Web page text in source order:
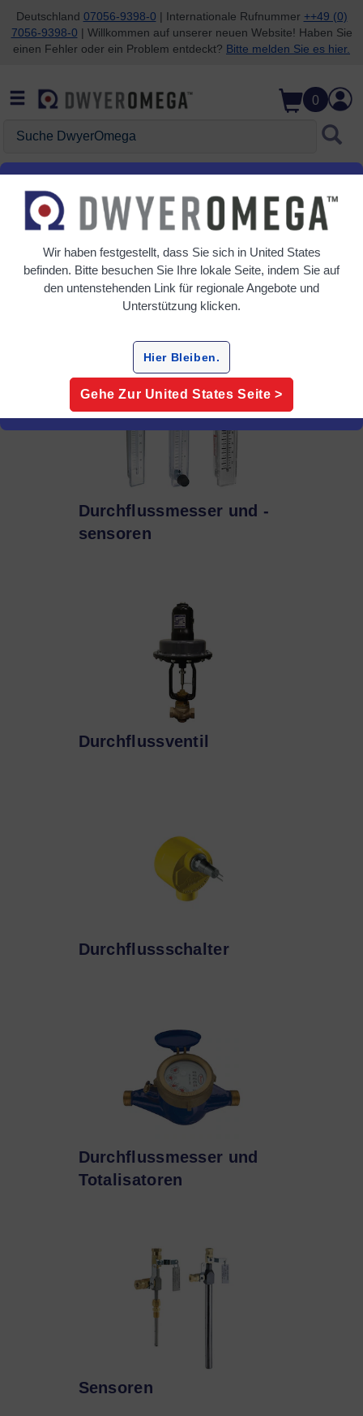
Zum Suchen überspringen
Zum Hauptinhalt überspringen
Zur Navigation überspringen
Deutschland 07056-9398-0 | Internationale Rufnummer ++49 (0)
7056-9398-0 | Willkommen auf unserer neuen Website! Haben Sie
einen Fehler oder ein Problem entdeckt? Bitte melden Sie es hier.
0
Startseite Durchfluss
Durchfluss
Durchflussmesser und -
sensoren
Durchflussventil
Durchflussschalter
Durchflussmesser und
Totalisatoren
Sensoren
Wir haben festgestellt, dass Sie sich in United States
befinden. Bitte besuchen Sie Ihre lokale Seite, indem Sie auf
den untenstehenden Link für regionale Angebote und
Unterstützung klicken.
Hier Bleiben.
Gehe Zur United States Seite >